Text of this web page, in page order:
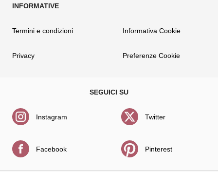
Termini e condizioni
Privacy
Informativa Cookie
Preferenze Cookie
Instagram
Facebook
Twitter
Pinterest